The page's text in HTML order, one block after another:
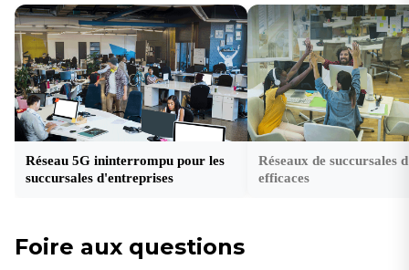
Réinitialiser
Bouton de réinitialisation
SIM
2 × Nano 4FF, branchement à chaud
USB
1 × Type-C 2.0
600–5000 MHz
Réseau 5G ininterrompu pour les
succursales d'entreprises
Réseaux de succursales
efficaces
Foire aux questions